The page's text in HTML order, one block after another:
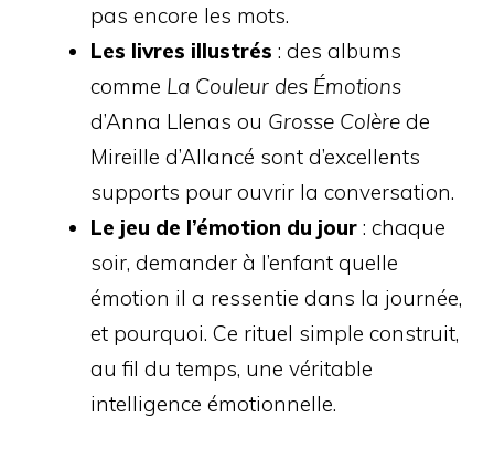
pas encore les mots.
Les livres illustrés : des albums
comme La Couleur des Émotions
d’Anna Llenas ou Grosse Colère de
Mireille d’Allancé sont d’excellents
supports pour ouvrir la conversation.
Le jeu de l’émotion du jour : chaque
soir, demander à l’enfant quelle
émotion il a ressentie dans la journée,
et pourquoi. Ce rituel simple construit,
au fil du temps, une véritable
intelligence émotionnelle.